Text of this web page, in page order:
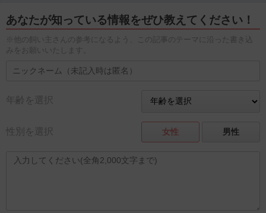
あなたが知っている情報をぜひ教えてください！
※他の飼い主さんの参考になるよう、この記事のテーマに沿った書き込
みをお願いいたします。
年齢を選択
性別を選択 女性 男性